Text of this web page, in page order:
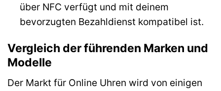
über NFC verfügt und mit deinem
bevorzugten Bezahldienst kompatibel ist.
Vergleich der führenden Marken und
Modelle
Der Markt für Online Uhren wird von einigen